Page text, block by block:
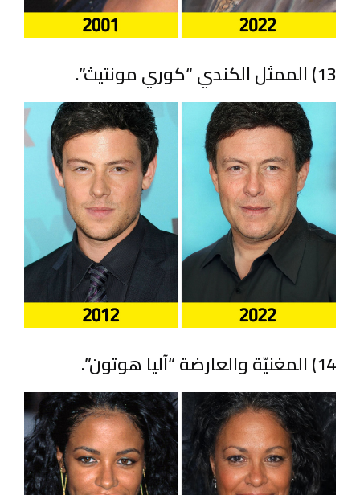
13) الممثل الكندي “كوري مونتيث”.
14) المغنيّة والعارضة “آليا هوتون”.